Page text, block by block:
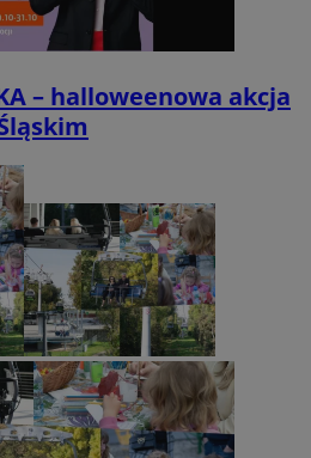
– halloweenowa akcja